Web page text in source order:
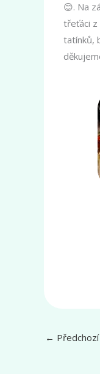
😊. Na
třeťáci z
tatínků,
←